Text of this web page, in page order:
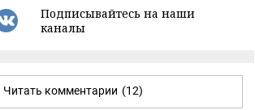
Подписывайтесь на наши
каналы
Читать комментарии (12)